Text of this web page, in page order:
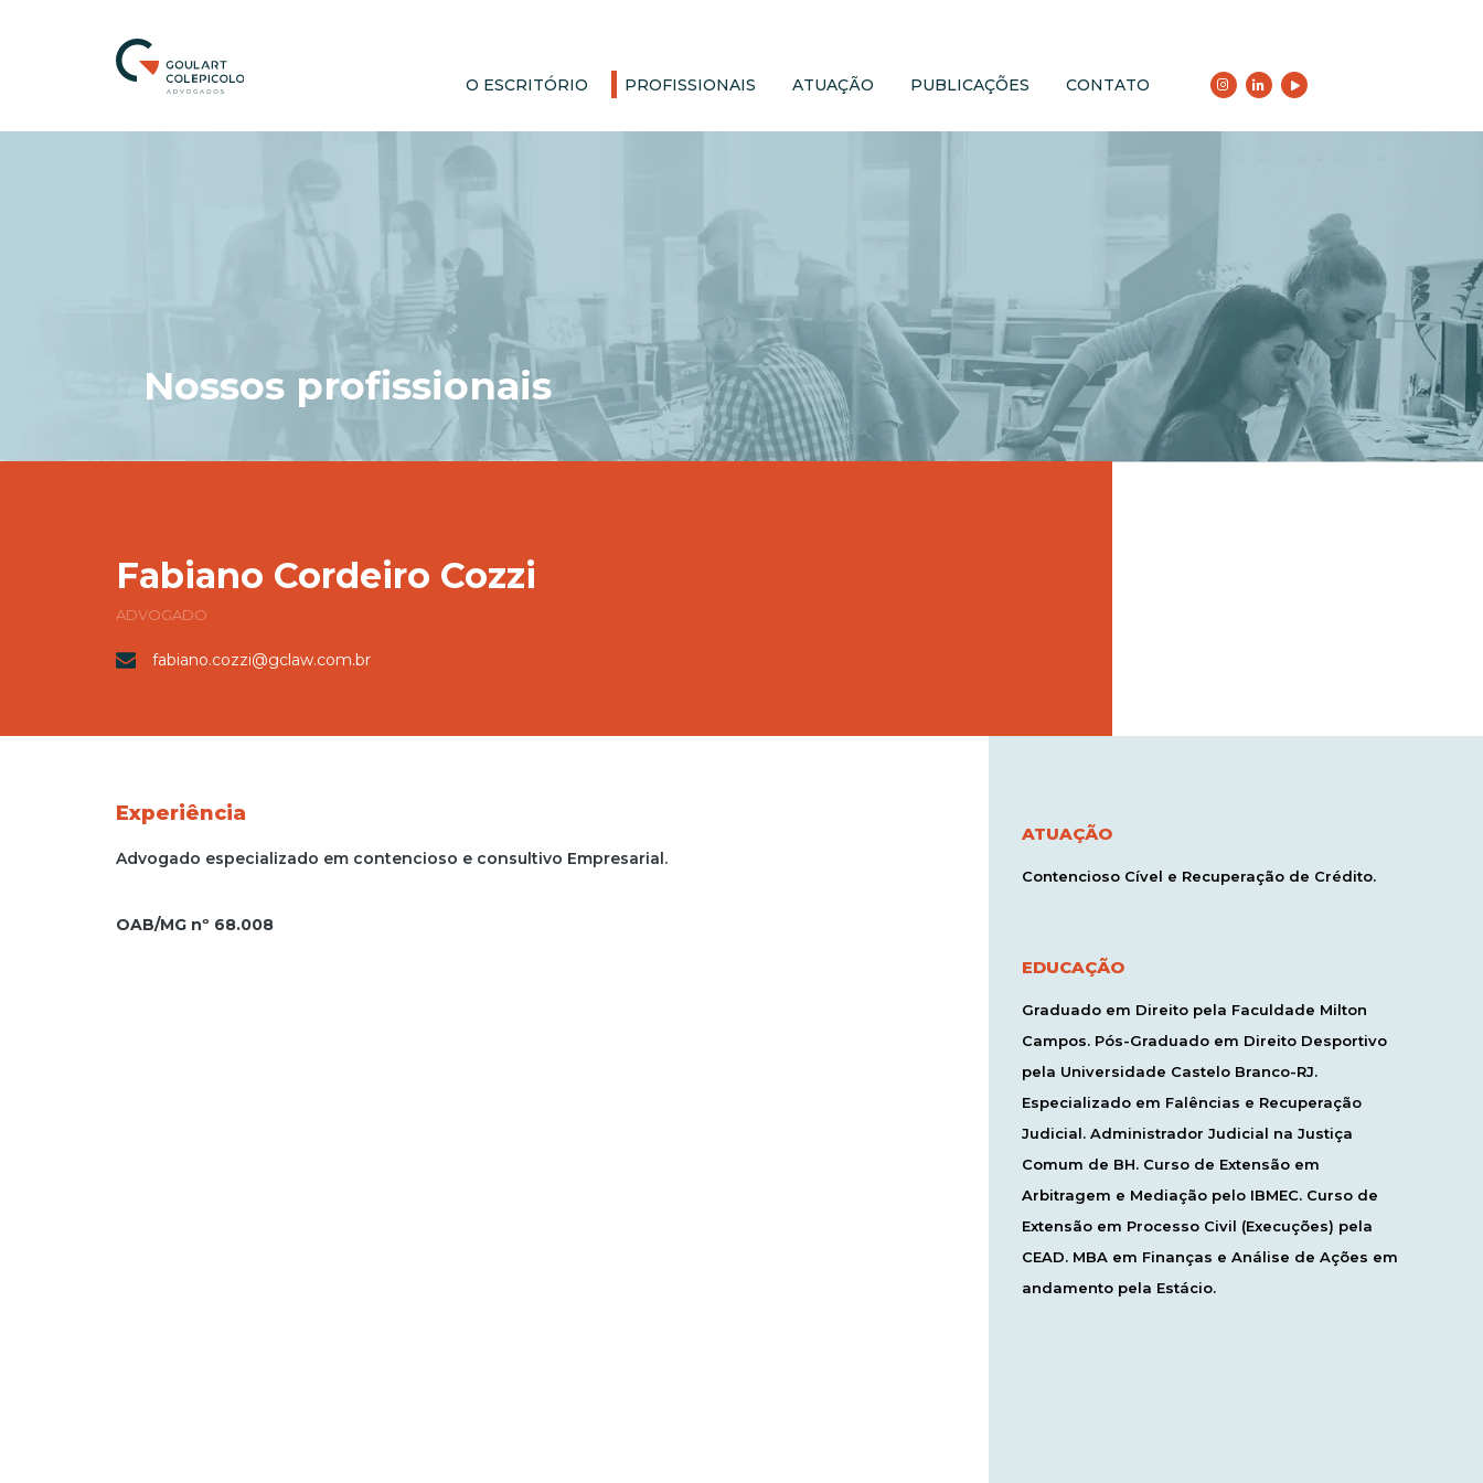
O ESCRITÓRIO PROFISSIONAIS ATUAÇÃO PUBLICAÇÕES CONTATO
Nossos profissionais
Fabiano Cordeiro Cozzi
ADVOGADO
fabiano.cozzi@gclaw.com.br
Experiência
Advogado especializado em contencioso e consultivo Empresarial.
OAB/MG nº 68.008
ATUAÇÃO
Contencioso Cível e Recuperação de Crédito.
EDUCAÇÃO
Graduado em Direito pela Faculdade Milton
Campos. Pós-Graduado em Direito Desportivo
pela Universidade Castelo Branco-RJ.
Especializado em Falências e Recuperação
Judicial. Administrador Judicial na Justiça
Comum de BH. Curso de Extensão em
Arbitragem e Mediação pelo IBMEC. Curso de
Extensão em Processo Civil (Execuções) pela
CEAD. MBA em Finanças e Análise de Ações em
andamento pela Estácio.